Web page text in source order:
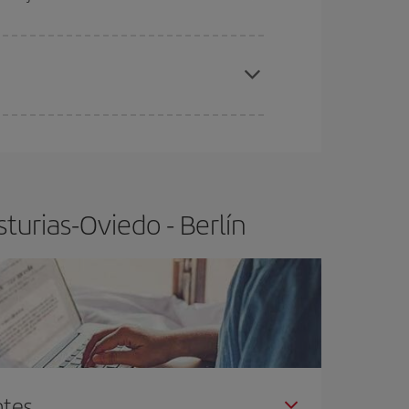
Oviedo-Berlín-dest
Oviedo - Berlín